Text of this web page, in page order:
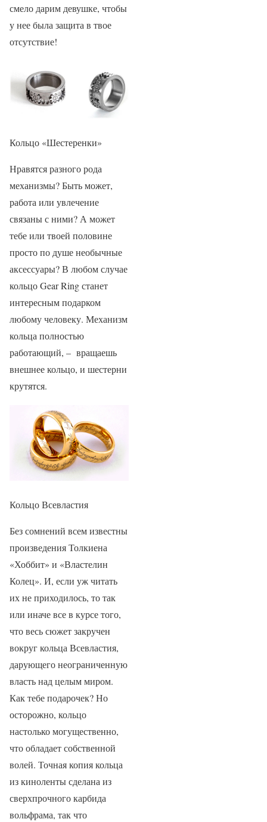
смело дарим девушке, чтобы
у нее была защита в твое
отсутствие!
Кольцо «Шестеренки»
Нравятся разного рода
механизмы? Быть может,
работа или увлечение
связаны с ними? А может
тебе или твоей половине
просто по душе необычные
аксессуары? В любом случае
кольцо Gear Ring станет
интересным подарком
любому человеку. Механизм
кольца полностью
работающий, – вращаешь
внешнее кольцо, и шестерни
крутятся.
Кольцо Всевластия
Без сомнений всем известны
произведения Толкиена
«Хоббит» и «Властелин
Колец». И, если уж читать
их не приходилось, то так
или иначе все в курсе того,
что весь сюжет закручен
вокруг кольца Всевластия,
дарующего неограниченную
власть над целым миром.
Как тебе подарочек? Но
осторожно, кольцо
настолько могущественно,
что обладает собственной
волей. Точная копия кольца
из киноленты сделана из
сверхпрочного карбида
вольфрама, так что